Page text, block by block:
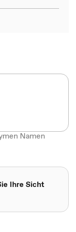
Namen
Ihre Sicht